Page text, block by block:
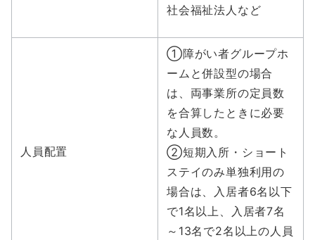
社会福祉法人など
人員配置
①障がい者グループホ
ームと併設型の場合
は、両事業所の定員数
を合算したときに必要
な人員数。
②短期入所・ショート
ステイのみ単独利用の
場合は、入居者6名以下
で1名以上、入居者7名
～13名で2名以上の人員